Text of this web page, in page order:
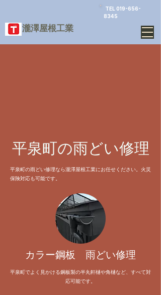
​瀧澤屋根工業
TEL 019-656-
8345
平泉町の雨どい修理
平泉町の雨どい修理なら瀧澤屋根工業にお任せください。火災
保険対応も可能です。
​カラー鋼板 雨どい修理
平泉町でよく見かける鋼板製の半丸軒樋や角樋など、すべて対
応可能です。